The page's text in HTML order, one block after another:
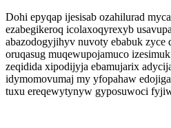
Dohi epyqap ijesisab ozahilurad
ezabegikeroq icolaxoqyrexyb
abazodogyjihyv nuvoty ebabuk
oruqasug muqewupojamuco
zeqidida xipodijyja ebamujarix
idymomovumaj my yfopahaw
tuxu ereqewytynyw gyposuwoci